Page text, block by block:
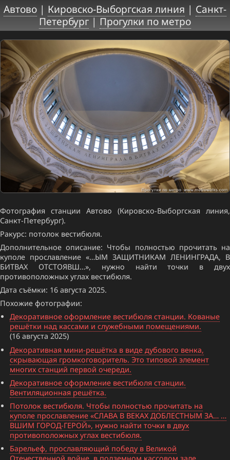
Автово | Кировско-Выборгская линия | Санкт-
Петербург|Прогулки по метро
Фотография станции Автово (Кировско-Выборгская линия,
Санкт-Петербург).
Ракурс: потолок вестибюля.
Дополнительное описание: Чтобы полностью прочитать на
куполе прославление «…ЫМ ЗАЩИТНИКАМ ЛЕНИНГРАДА, В
БИТВАХ ОТСТОЯВШ…», нужно найти точки в двух
противоположных углах вестибюля.
Дата съёмки: 16 августа 2025.
Похожие фотографии:
Декоративное оформление вестибюля станции. Кованые
решётки над кассами и служебными помещениями.
(16 августа 2025)
Декоративная мини-решётка в виде дубового венка,
скрывающая громкоговоритель. Это типовой элемент
многих станций первой очереди.
Декоративное оформление вестибюля станции.
Вентиляционная решётка.
Потолок вестибюля. Чтобы полностью прочитать на
куполе прославление «СЛАВА В ВЕКАХ ДОБЛЕСТНЫМ ЗА… …
ВШИМ ГОРОД-ГЕРОЙ», нужно найти точки в двух
противоположных углах вестибюля.
Барельеф, прославляющий победу в Великой